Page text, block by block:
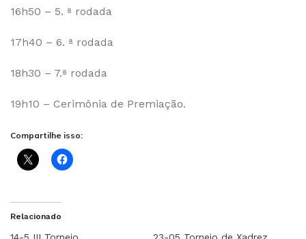
16h50 – 5. ª rodada
17h40 – 6. ª rodada
18h30 – 7.ª rodada
19h10 – Cerimônia de Premiação.
Compartilhe isso:
Relacionado